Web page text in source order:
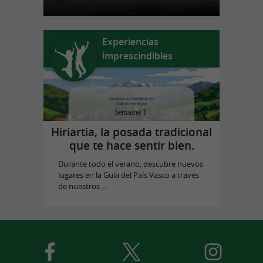
Experiencias
imprescindibles
Hiriartia, la posada tradicional
que te hace sentir bien.
Durante todo el verano, descubre nuevos
lugares en la Guía del País Vasco a través
de nuestros ...